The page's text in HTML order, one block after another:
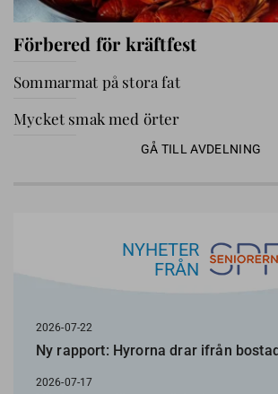
Förbered för kräftfest
Sommarmat på stora fat
Mycket smak med örter
GÅ TILL AVDELNING
NYHETER
FRÅN
2026-07-22
Ny rapport: Hyrorna drar ifrån
2026-07-17